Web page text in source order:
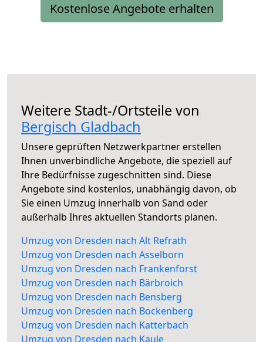
Kostenlose Angebote erhalten
Weitere Stadt-/Ortsteile von
Bergisch Gladbach
Unsere geprüften Netzwerkpartner erstellen
Ihnen unverbindliche Angebote, die speziell auf
Ihre Bedürfnisse zugeschnitten sind. Diese
Angebote sind kostenlos, unabhängig davon, ob
Sie einen Umzug innerhalb von Sand oder
außerhalb Ihres aktuellen Standorts planen.
Umzug von Dresden nach Alt Refrath
Umzug von Dresden nach Asselborn
Umzug von Dresden nach Frankenforst
Umzug von Dresden nach Bärbroich
Umzug von Dresden nach Bensberg
Umzug von Dresden nach Bockenberg
Umzug von Dresden nach Katterbach
Umzug von Dresden nach Kaule